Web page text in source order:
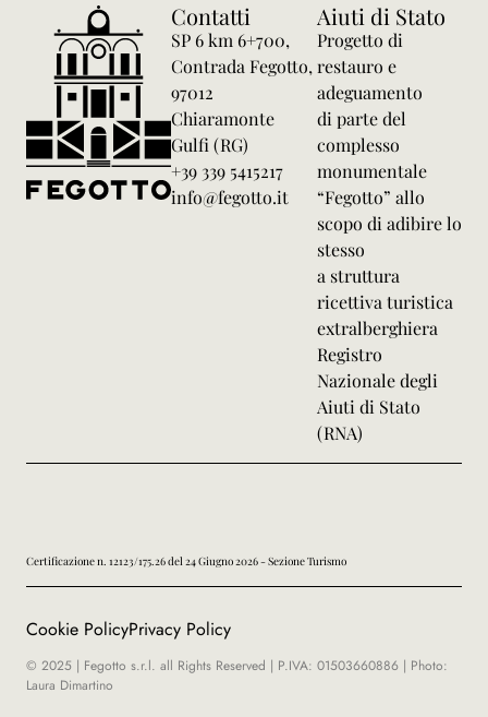
Contatti
SP 6 km 6+700,
Contrada Fegotto,
97012
Chiaramonte
Gulfi (RG)
+39 339 5415217
info@fegotto.it
Aiuti di Stato
Progetto di
restauro e
adeguamento
di parte del
complesso
monumentale
“Fegotto” allo
scopo di adibire lo
stesso
a struttura
ricettiva turistica
extralberghiera
Registro
Nazionale degli
Aiuti di Stato
(RNA)
Certificazione n. 12123/175.26 del 24 Giugno 2026 - Sezione Turismo
Cookie PolicyPrivacy Policy
© 2025 | Fegotto s.r.l. all Rights Reserved | P.IVA: 01503660886 | Photo:
Laura Dimartino